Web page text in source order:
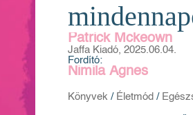
Patrick Mckeown
Jaffa Kiadó, 2025.06.04.
Fordító:
Nimila Ágnes
Könyvek / Életmód /